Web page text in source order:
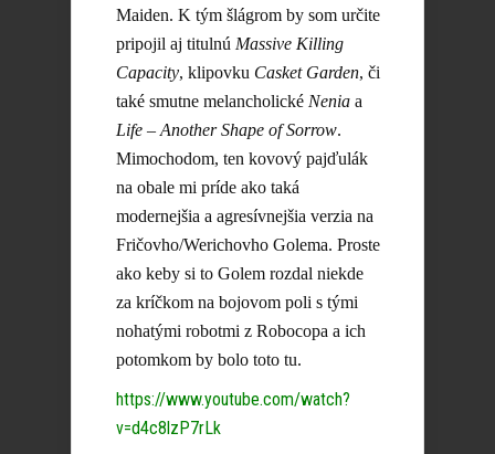
Maiden. K tým šlágrom by som určite
pripojil aj titulnú Massive Killing
Capacity, klipovku Casket Garden, či
také smutne melancholické Nenia a
Life – Another Shape of Sorrow.
Mimochodom, ten kovový pajďulák
na obale mi príde ako taká
modernejšia a agresívnejšia verzia na
Fričovho/Werichovho Golema. Proste
ako keby si to Golem rozdal niekde
za kríčkom na bojovom poli s tými
nohatými robotmi z Robocopa a ich
potomkom by bolo toto tu.
https://www.youtube.com/watch?
v=d4c8lzP7rLk